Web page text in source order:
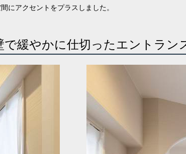
にアクセントをプラスしました。
で緩やかに仕切ったエントラン